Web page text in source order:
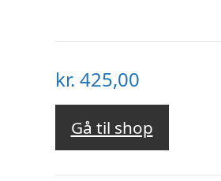
kr. 425,00
Gå til shop